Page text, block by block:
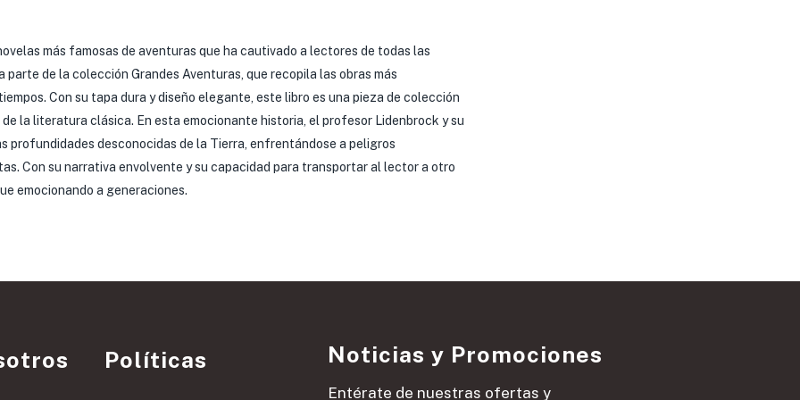
más famosas de aventuras que ha cautivado a lectores de todas las
de la colección Grandes Aventuras, que recopila las obras más
Con su tapa dura y diseño elegante, este libro es una pieza de colección
la literatura clásica. En esta emocionante historia, el profesor Lidenbrock y su
profundidades desconocidas de la Tierra, enfrentándose a peligros
Con su narrativa envolvente y su capacidad para transportar al lector a otro
emocionando a generaciones.
Políticas Noticias y Promociones
Entérate de nuestras ofertas y